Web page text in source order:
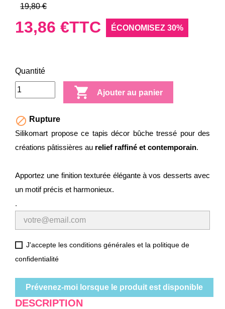
19,80 €
13,86 €TTC ÉCONOMISEZ 30%
Quantité
 Ajouter au panier
 Rupture
Silikomart propose ce tapis décor bûche tressé pour des
créations pâtissières au relief raffiné et contemporain.
Apportez une finition texturée élégante à vos desserts avec
un motif précis et harmonieux.
.
J'accepte les conditions générales et la politique de
confidentialité
Prévenez-moi lorsque le produit est disponible
DESCRIPTION